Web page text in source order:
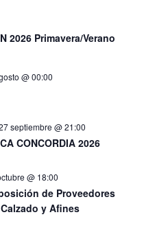
2026 Primavera/Verano
@ 00:00
septiembre @ 21:00
CONCORDIA 2026
@ 18:00
de Proveedores
y Afines